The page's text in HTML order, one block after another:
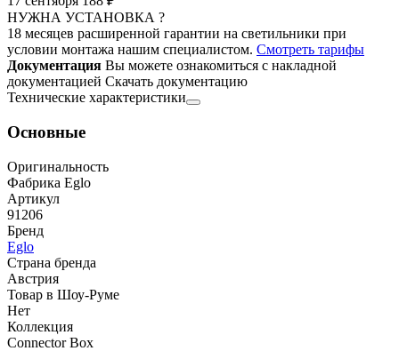
НУЖНА УСТАНОВКА ?
18 месяцев расширенной гарантии на светильники при
условии монтажа нашим специалистом. Смотреть тарифы
Документация Вы можете ознакомиться с накладной
документацией Скачать документацию
Технические характеристики
Основные
Оригинальность
Фабрика Eglo
Артикул
91206
Бренд
Eglo
Страна бренда
Австрия
Товар в Шоу-Руме
Нет
Коллекция
Connector Box